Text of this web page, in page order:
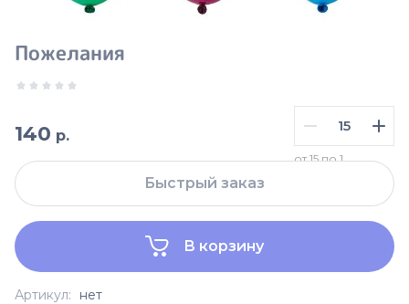
Пожелания
140 р.
от 15 по 1
В корзину
Быстрый заказ
Артикул: нет